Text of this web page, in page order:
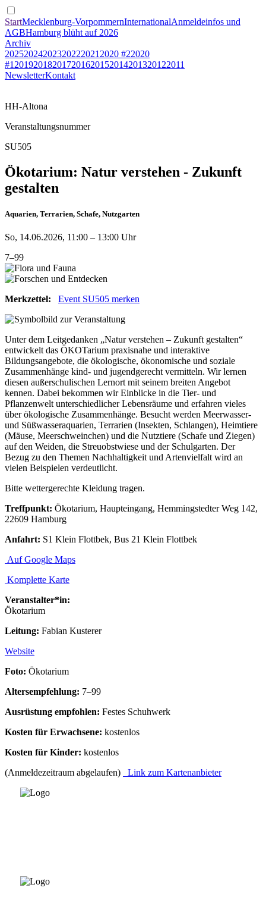
StartMecklenburg-VorpommernInternationalAnmeldeinfos und
AGBHamburg blüht auf 2026
Archiv
20252024202320222021 2020 #22020
#1 201920182017201620152014201320122011
NewsletterKontakt
HH-Altona
Veranstaltungsnummer
SU505
Ökotarium: Natur verstehen - Zukunft
gestalten
Aquarien, Terrarien, Schafe, Nutzgarten
So, 14.06.2026, 11:00 – 13:00 Uhr
7–99
Merkzettel: Event SU505 merken
Unter dem Leitgedanken „Natur verstehen – Zukunft gestalten“
entwickelt das ÖKOTarium praxisnahe und interaktive
Bildungsangebote, die ökologische, ökonomische und soziale
Zusammenhänge kind- und jugendgerecht vermitteln. Wir lernen
diesen außerschulischen Lernort mit seinem breiten Angebot
kennen. Dabei bekommen wir Einblicke in die Tier- und
Pflanzenwelt unterschiedlicher Lebensräume und erfahren vieles
über ökologische Zusammenhänge. Besucht werden Meerwasser-
und Süßwasseraquarien, Terrarien (Insekten, Schlangen), Heimtiere
(Mäuse, Meerschweinchen) und die Nutztiere (Schafe und Ziegen)
auf den Weiden, die Streuobstwiese und der Schulgarten. Der
Bezug zu den Themen Nachhaltigkeit und Artenvielfalt wird an
vielen Beispielen verdeutlicht.
Bitte wettergerechte Kleidung tragen.
Treffpunkt: Ökotarium, Haupteingang, Hemmingstedter Weg 142,
22609 Hamburg
Anfahrt: S1 Klein Flottbek, Bus 21 Klein Flottbek
Auf Google Maps
Komplette Karte
Veranstalter*in:
Ökotarium
Leitung: Fabian Kusterer
Website
Foto: Ökotarium
Altersempfehlung: 7–99
Ausrüstung empfohlen: Festes Schuhwerk
Kosten für Erwachsene: kostenlos
Kosten für Kinder: kostenlos
(Anmeldezeitraum abgelaufen)
Link zum Kartenanbieter